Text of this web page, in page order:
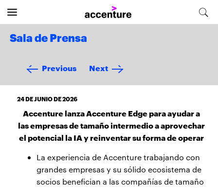
Sala de Prensa
Previous Next
24 DE JUNIO DE 2026
Accenture lanza Accenture Edge para ayudar a
las empresas de tamaño intermedio a aprovechar
el potencial la IA y reinventar su forma de operar
La experiencia de Accenture trabajando con
grandes empresas y su sólido ecosistema de
socios benefician a las compañías de tamaño